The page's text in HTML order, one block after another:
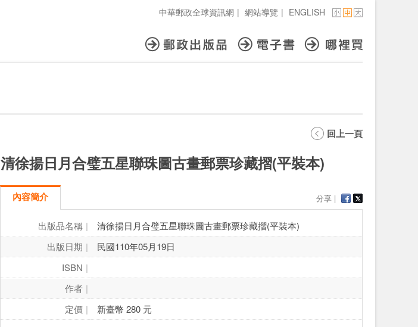
中華郵政全球資訊網 | 網站導覽 | ENGLISH
回上一頁
清徐揚日月合璧五星聯珠圖古畫郵票珍藏摺(平裝本)
分享 |
內容簡介
出版品名稱
清徐揚日月合璧五星聯珠圖古畫郵票珍藏摺(平裝本)
出版日期
民國110年05月19日
ISBN
作者
定價
新臺幣 280 元